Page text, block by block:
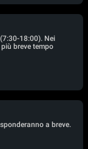
18:00). Nei
breve tempo
a breve.